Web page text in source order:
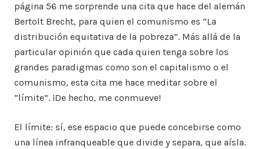
página 56 me sorprende una cita que hace del alemán
Bertolt Brecht, para quien el comunismo es “La
distribución equitativa de la pobreza”. Más allá de la
particular opinión que cada quien tenga sobre los
grandes paradigmas como son el capitalismo o el
comunismo, esta cita me hace meditar sobre el
“límite”. ¡De hecho, me conmueve!
El límite: sí, ese espacio que puede concebirse como
una línea infranqueable que divide y separa, que aísla.